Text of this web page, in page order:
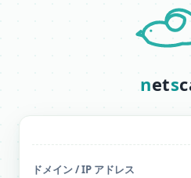
nets
ドメイン / IP アドレス